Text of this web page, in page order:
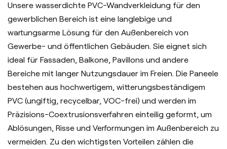
Unsere wasserdichte PVC-Wandverkleidung für den
gewerblichen Bereich ist eine langlebige und
wartungsarme Lösung für den Außenbereich von
Gewerbe- und öffentlichen Gebäuden. Sie eignet sich
ideal für Fassaden, Balkone, Pavillons und andere
Bereiche mit langer Nutzungsdauer im Freien. Die Paneele
bestehen aus hochwertigem, witterungsbeständigem
PVC (ungiftig, recycelbar, VOC-frei) und werden im
Präzisions-Coextrusionsverfahren einteilig geformt, um
Ablösungen, Risse und Verformungen im Außenbereich zu
vermeiden. Zu den wichtigsten Vorteilen zählen die